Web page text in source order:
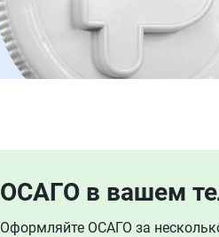
ОСАГО в вашем
Оформляйте ОСАГО за